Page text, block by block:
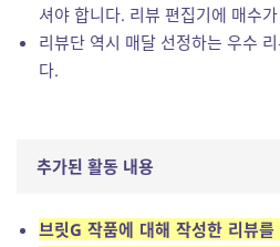
셔야 합니다. 리뷰 편집기에 매수
리뷰단 역시 매달 선정하는 우수
다.
추가된 활동 내용
브릿G 작품에 대해 작성한 리뷰를